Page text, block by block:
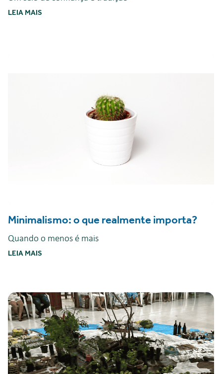
LEIA MAIS
Minimalismo: o que realmente importa?
Quando o menos é mais
LEIA MAIS